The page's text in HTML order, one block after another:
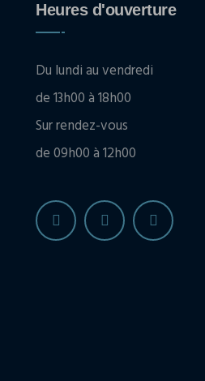
Heures d'ouverture
Du lundi au vendredi
de 13h00 à 18h00
Sur rendez-vous
de 09h00 à 12h00